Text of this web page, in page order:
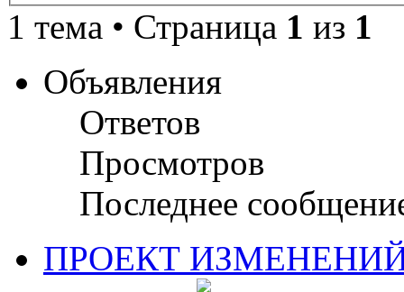
1 тема • Страница 1 из 1
Объявления
Ответов
Просмотров
Последнее
ПРОЕКТ